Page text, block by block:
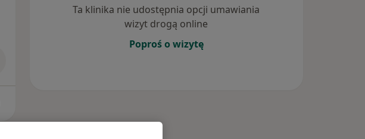
Ta klinika nie udostępnia opcji umawiania
wizyt drogą online
Poproś o wizytę